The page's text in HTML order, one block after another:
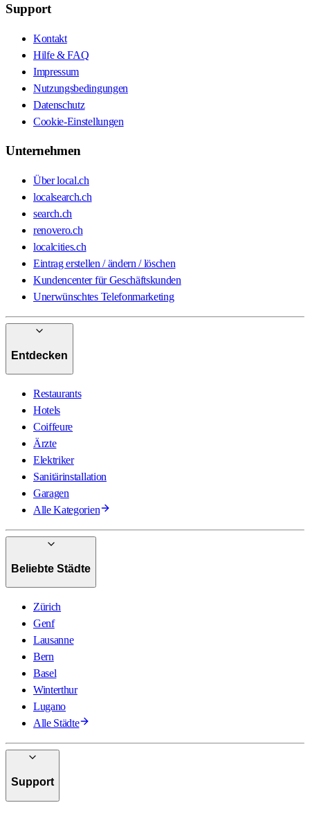
Support
Kontakt
Hilfe & FAQ
Impressum
Nutzungsbedingungen
Datenschutz
Cookie-Einstellungen
Unternehmen
Über local.ch
localsearch.ch
search.ch
renovero.ch
localcities.ch
Eintrag erstellen / ändern / löschen
Kundencenter für Geschäftskunden
Unerwünschtes Telefonmarketing
Entdecken
Restaurants
Hotels
Coiffeure
Ärzte
Elektriker
Sanitärinstallation
Garagen
Alle Kategorien
Beliebte Städte
Zürich
Genf
Lausanne
Bern
Basel
Winterthur
Lugano
Alle Städte
Support